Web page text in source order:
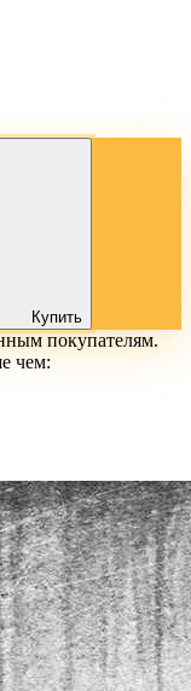
Купить
покупателям.
чем: